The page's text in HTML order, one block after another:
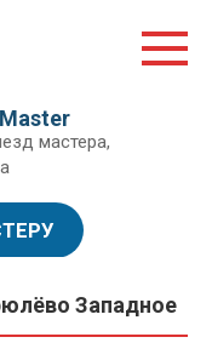
мастера,
Западное